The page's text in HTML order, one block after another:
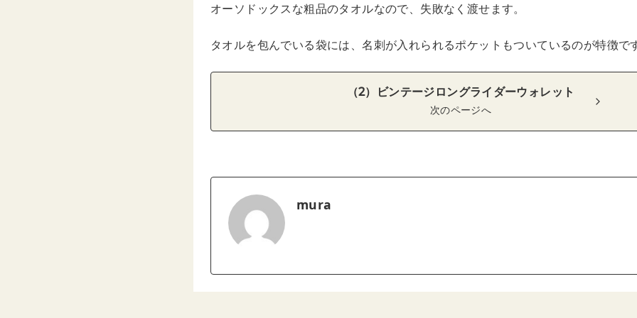
オーソドックスな粗品のタオルなので、失敗なく渡せます。
タオルを包んでいる袋には、名刺が入れられるポケットもついているのが特徴で
（2）ビンテージロングライダーウォレット
次のページへ
mura